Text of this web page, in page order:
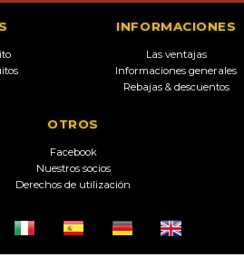
INFORMACIONES
Las ventajas
Informaciones generales
Rebajas & descuentos
OTROS
Facebook
Nuestros socios
Derechos de utilización